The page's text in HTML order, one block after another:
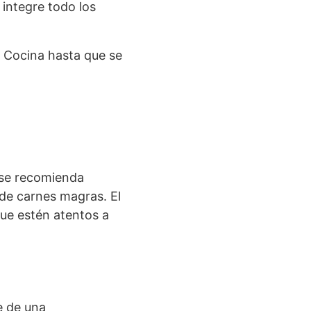
integre todo los
hasta que se
recomienda
carnes magras. El
estén atentos a
de una